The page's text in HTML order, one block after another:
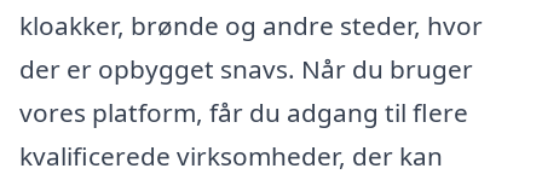
kloakker, brønde og andre steder, hvor
der er opbygget snavs. Når du bruger
vores platform, får du adgang til flere
kvalificerede virksomheder, der kan